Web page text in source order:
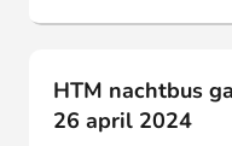
Persbericht 17 jan.
HTM nachtbus
26 april 2024